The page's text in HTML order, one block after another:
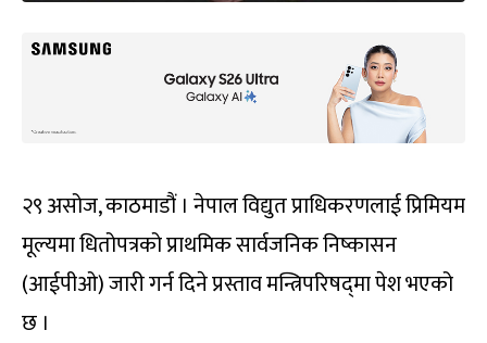
२९ असोज, काठमाडौं । नेपाल विद्युत प्राधिकरणलाई प्रिमियम
मूल्यमा धितोपत्रको प्राथमिक सार्वजनिक निष्कासन
(आईपीओ) जारी गर्न दिने प्रस्ताव मन्त्रिपरिषद्‍मा पेश भएको
छ ।